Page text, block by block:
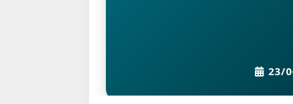
23/